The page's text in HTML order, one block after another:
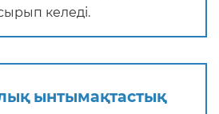
келеді.
ынтымақтастық